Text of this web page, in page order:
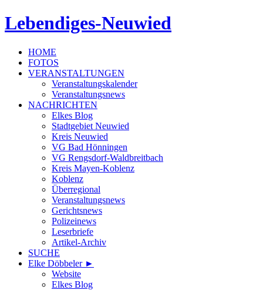
Lebendiges-Neuwied
HOME
FOTOS
VERANSTALTUNGEN
Veranstaltungskalender
Veranstaltungsnews
NACHRICHTEN
Elkes Blog
Stadtgebiet Neuwied
Kreis Neuwied
VG Bad Hönningen
VG Rengsdorf-Waldbreitbach
Kreis Mayen-Koblenz
Koblenz
Überregional
Veranstaltungsnews
Gerichtsnews
Polizeinews
Leserbriefe
Artikel-Archiv
SUCHE
Elke Döbbeler ►
Website
Elkes Blog